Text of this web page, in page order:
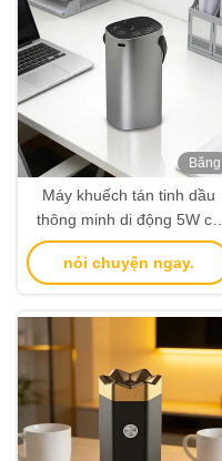
Băng
hình
Máy khuếch tán tinh dầu
thông minh di động 5W có
pin 2000mAh, hai chế độ
phun sương
nói chuyện ngay.